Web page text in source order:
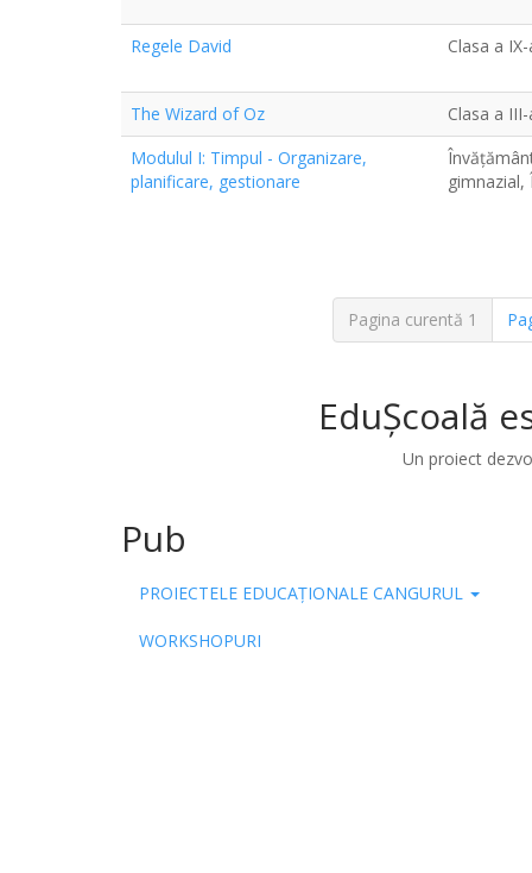
Regele David
Clasa a
The Wizard of Oz
Clasa a
Modulul I: Timpul - Organizare,
planificare, gestionare
gimnazial,
Pagina curentă 1
EduȘcoală
Un proiect
Pub
PROIECTELE EDUCAȚIONALE CANGURUL
WORKSHOPURI